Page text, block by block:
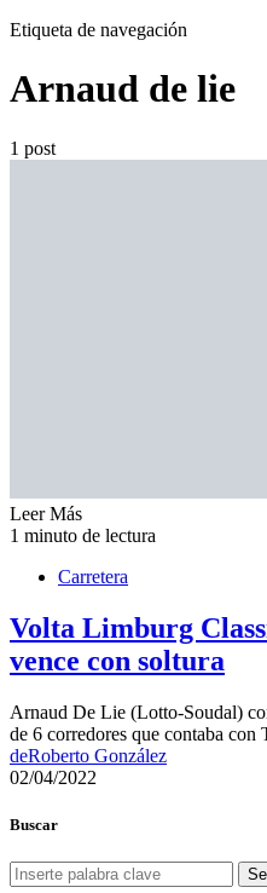
Etiqueta de navegación
Arnaud de lie
1 post
Leer Más
1 minuto de lectura
Carretera
Volta Limburg
vence con soltura
Arnaud De Lie (Lotto-Soudal)
de 6 corredores que contaba
deRoberto González
02/04/2022
Buscar